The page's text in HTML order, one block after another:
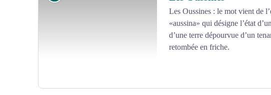
Les Oussines : le mot vient de
«aussina» qui désigne l’état
d’une terre dépourvue d’un
retombée en friche.